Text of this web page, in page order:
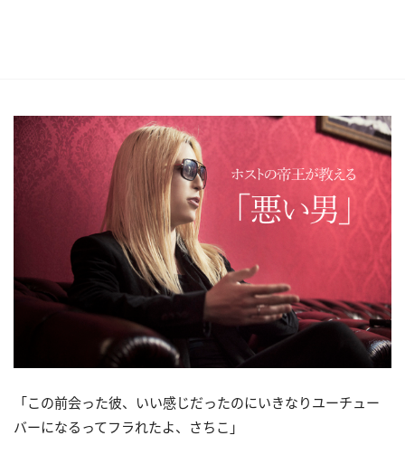
「この前会った彼、いい感じだったのにいきなりユーチュー
バーになるってフラれたよ、さちこ」